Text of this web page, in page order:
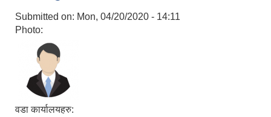
Submitted on: Mon, 04/20/2020 - 14:11
Photo:
वडा कार्यालयहरु: